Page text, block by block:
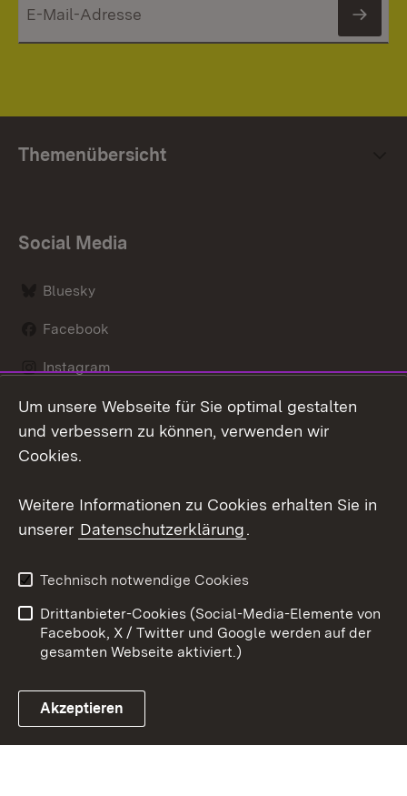
Themenübersicht
Social Media
Bluesky
Facebook
Instagram
LinkedIn
Link zum Landesportal
Datenschutz
Barrierefreiheit
Impressum
Cookies
Um unsere Webseite für Sie optimal gestalten
und verbessern zu können, verwenden wir
Cookies.
Weitere Informationen zu Cookies erhalten Sie in
unserer Datenschutzerklärung.
Technisch notwendige Cookies
Drittanbieter-Cookies (Social-Media-Elemente von
Facebook, X / Twitter und Google werden auf der
gesamten Webseite aktiviert.)
Akzeptieren